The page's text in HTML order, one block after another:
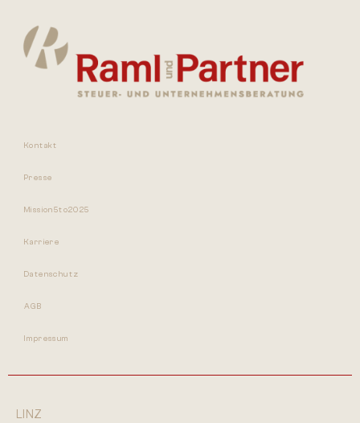
Kontakt
Presse
Mission5to2025
Karriere
Datenschutz
AGB
Impressum
LINZ